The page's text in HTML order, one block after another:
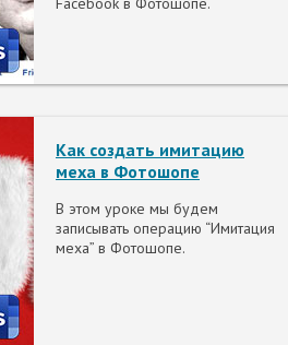
Как создать имитацию
меха в Фотошопе
В этом уроке мы будем
записывать операцию “Имитация
меха” в Фотошопе.